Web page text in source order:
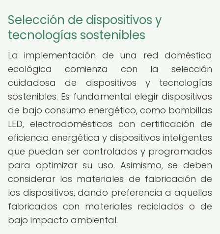
Selección de dispositivos y
tecnologías sostenibles
La implementación de una red doméstica
ecológica comienza con la selección
cuidadosa de dispositivos y tecnologías
sostenibles. Es fundamental elegir dispositivos
de bajo consumo energético, como bombillas
LED, electrodomésticos con certificación de
eficiencia energética y dispositivos inteligentes
que puedan ser controlados y programados
para optimizar su uso. Asimismo, se deben
considerar los materiales de fabricación de
los dispositivos, dando preferencia a aquellos
fabricados con materiales reciclados o de
bajo impacto ambiental.